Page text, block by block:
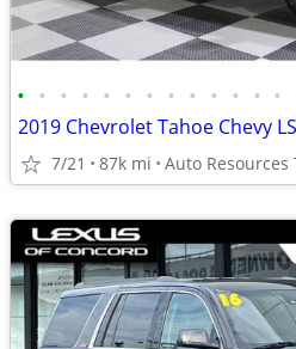
• • • • • • • • • • • • •
2019 Chevrolet Tahoe Chevy
7/21 87k mi Auto Resources